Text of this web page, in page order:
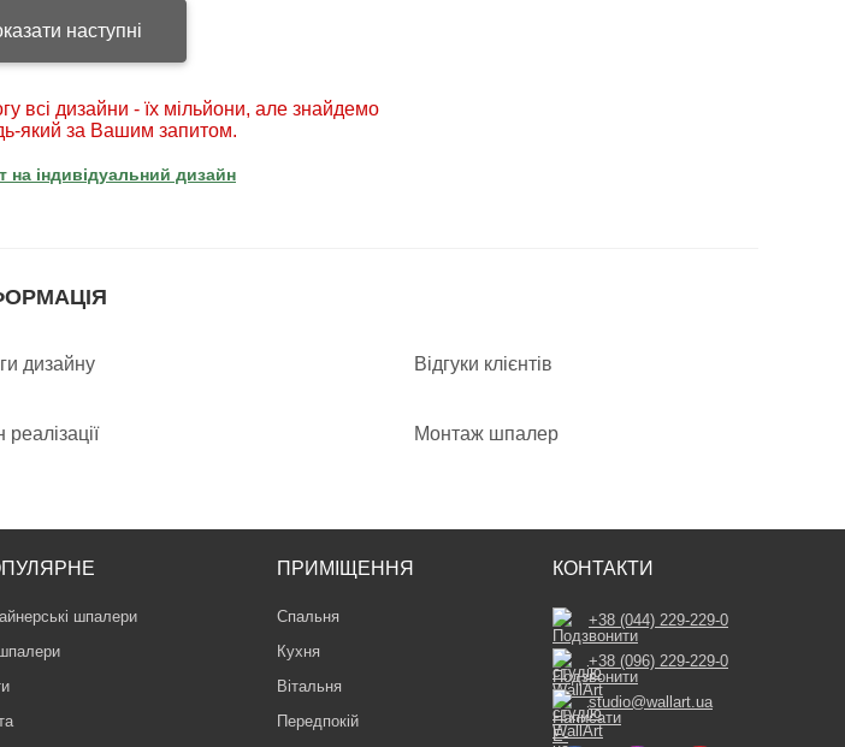
наступні
всі дизайни - їх мільйони, але знайдемо
який за Вашим запитом.
на індивідуальний дизайн
дизайну Відгуки клієнтів
реалізації Монтаж шпалер
шпалери
ПРИМІЩЕННЯ
Спальня
Кухня
Вітальня
Передпокій
КОНТАКТИ
+38 (044) 229-229-0
+38 (096) 229-229-0
studio@wallart.ua